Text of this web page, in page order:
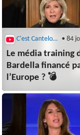
C'est Canteloup • 84
Le média training
Bardella financé
l’Europe ? 💣